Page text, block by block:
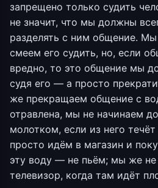
запрещено только судить
не значит, что мы должны
разделять с ним общение.
смеем его судить, но, если
вредно, то это общение мы
судя его — а просто
же прекращаем общение с
отравлена, мы не начинаем
молотком, если из него
просто идём в магазин и
эту воду — не пьём; мы же
телевизор, когда там идёт